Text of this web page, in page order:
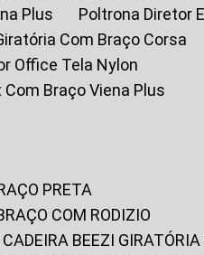
Plus
Poltrona Diretor
Com Braço Corsa
Office Tela Nylon
Com Braço Viena Plus
PRETA
COM RODIZIO
CADEIRA BEEZI